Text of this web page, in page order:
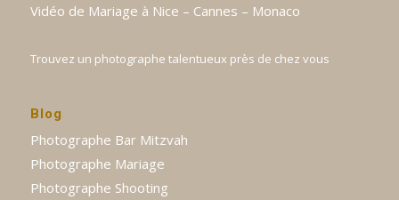
Vidéo de Mariage à Nice – Cannes – Monaco
Trouvez un photographe talentueux près de chez vous
Blog
Photographe Bar Mitzvah
Photographe Mariage
Photographe Shooting